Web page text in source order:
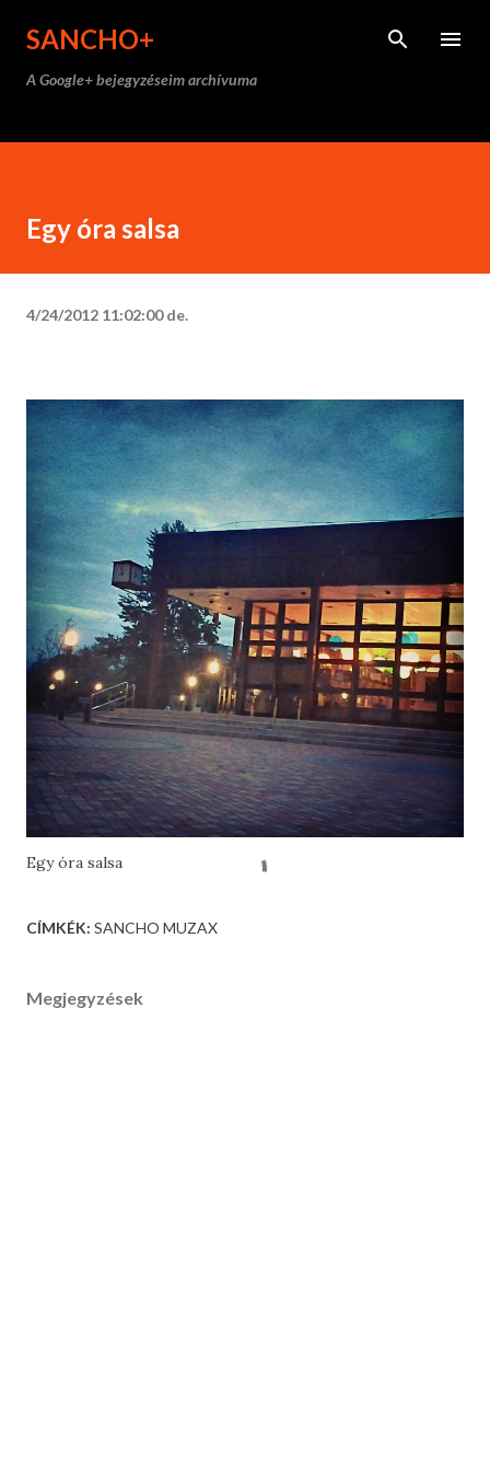
SANCHO+
A Google+ bejegyzéseim archívuma
Egy óra salsa
4/24/2012 11:02:00 de.
Egy óra salsa
CÍMKÉK: SANCHO MUZAX
Megjegyzések